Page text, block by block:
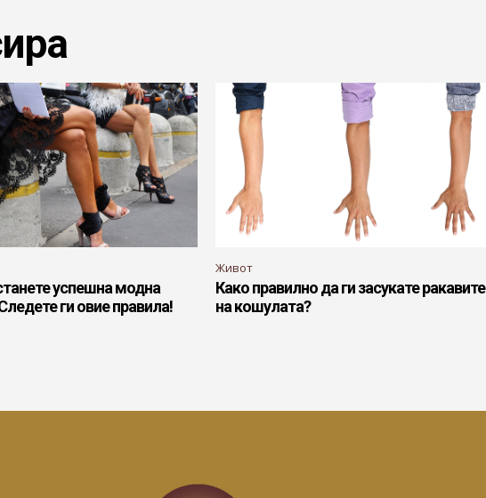
успешна модна
ги овие правила!
Живот
Како правилно да ги засукате ракавите
на кошулата?